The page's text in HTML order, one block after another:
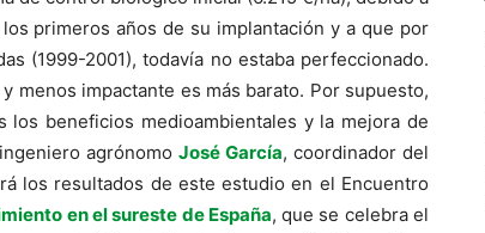
primeros años de su implantación y a que por
(1999-2001), todavía no estaba perfeccionado.
menos impactante es más barato. Por supuesto,
beneficios medioambientales y la mejora de
agrónomo José García, coordinador del
los resultados de este estudio en el Encuentro
en el sureste de España, que se celebra el